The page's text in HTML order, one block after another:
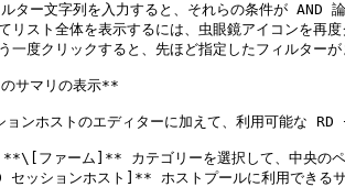
ー文字列を入力すると、それらの条件が AND 論
スト全体を表示するには、虫眼鏡アイコンを再度
度クリックすると、先ほど指定したフィルター
サマリの表示**
ンホストのエディターに加えて、利用可能な RD
ファーム]** カテゴリーを選択して、中央の
ションホスト]** ホストプールに利用できるサ